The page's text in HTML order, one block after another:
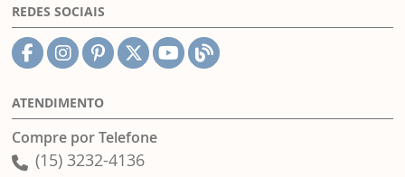
REDES SOCIAIS
ATENDIMENTO
Compre por Telefone
(15) 3232-4136